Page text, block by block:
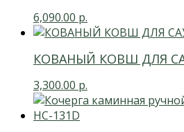
6,090.00 р.
КОВАНЫЙ КОВШ ДЛЯ
3,300.00 р.